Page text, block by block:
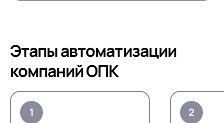
Этапы автоматизации
компаний ОПК